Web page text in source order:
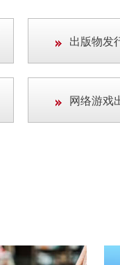
出版物发
网络游戏